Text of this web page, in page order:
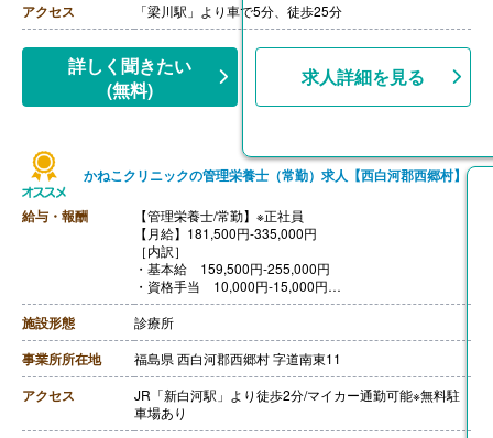
アクセス 「梁川駅」より車で5分、徒歩25分
詳しく聞きたい
(無料)
求人詳細を見る
かねこクリニックの管理栄養士（常勤）求人【西白河郡西郷村】
給与・報酬
【管理栄養士/常勤】※正社員
【月給】181,500円-335,000円
［内訳］
・基本給 159,500円-255,000円
・資格手当 10,000円-15,000円
・ベア・介護処手当 7,000円-15,000円
・固定残業代 5,000円-50,000円
［その他手当］
・家族手当 配偶者10,000円、子5,000円
・日祝手当 500円-2,000円
・管理主任手当 3,000円-45,000円
・皆勤手当 5,000円
【賞与】年2回（計3.50ヶ月分）※前年度実績
施設形態 診療所
事業所所在地 福島県 西白河郡西郷村 字道南東11
アクセス
JR「新白河駅」より徒歩2分/マイカー通勤可能※無料駐
車場あり